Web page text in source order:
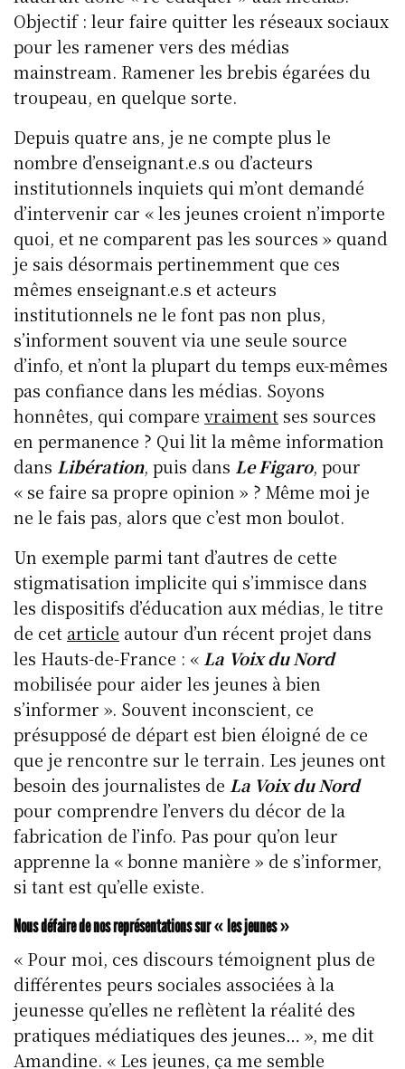
Objectif : leur faire quitter les réseaux sociaux
pour les ramener vers des médias
mainstream. Ramener les brebis égarées du
troupeau, en quelque sorte.
Depuis quatre ans, je ne compte plus le
nombre d’enseignant.e.s ou d’acteurs
institutionnels inquiets qui m’ont demandé
d’intervenir car « les jeunes croient n’importe
quoi, et ne comparent pas les sources » quand
je sais désormais pertinemment que ces
mêmes enseignant.e.s et acteurs
institutionnels ne le font pas non plus,
s’informent souvent via une seule source
d’info, et n’ont la plupart du temps eux-mêmes
pas confiance dans les médias. Soyons
honnêtes, qui comparevraiment ses sources
en permanence ? Qui lit la même information
dans Libération, puis dans Le Figaro, pour
« se faire sa propre opinion » ? Même moi je
ne le fais pas, alors que c’est mon boulot.
Un exemple parmi tant d’autres de cette
stigmatisation implicite qui s’immisce dans
les dispositifs d’éducation aux médias, le titre
de cet article autour d’un récent projet dans
les Hauts-de-France : « La Voix du Nord
mobilisée pour aider les jeunes à bien
s’informer ». Souvent inconscient, ce
présupposé de départ est bien éloigné de ce
que je rencontre sur le terrain. Les jeunes ont
besoin des journalistes de La Voix du Nord
pour comprendre l’envers du décor de la
fabrication de l’info. Pas pour qu’on leur
apprenne la « bonne manière » de s’informer,
si tant est qu’elle existe.
Nous défaire de nos représentations sur « les jeunes »
« Pour moi, ces discours témoignent plus de
différentes peurs sociales associées à la
jeunesse qu’elles ne reflètent la réalité des
pratiques médiatiques des jeunes… », me dit
Amandine. « Les jeunes, ça me semble